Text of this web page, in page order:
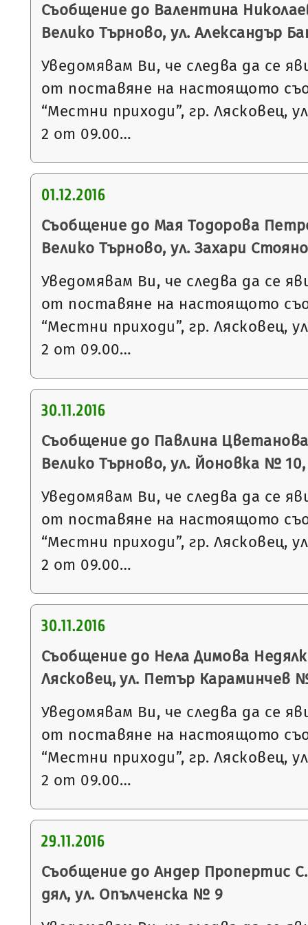
Съобщение до Валентина
Велико Търново, ул. Александър
Уведомявам Ви, че следва да се
от поставяне на настоящото
“Местни приходи”, гр. Лясковец,
2 от 09.00…
01.12.2016
Съобщение до Мая Тодорова
Велико Търново, ул. Захари
Уведомявам Ви, че следва да се
от поставяне на настоящото
“Местни приходи”, гр. Лясковец,
2 от 09.00…
30.11.2016
Съобщение до Павлина Цветанова
Велико Търново, ул. Йоновка №
Уведомявам Ви, че следва да се
от поставяне на настоящото
“Местни приходи”, гр. Лясковец,
2 от 09.00…
30.11.2016
Съобщение до Нела Димова
Лясковец, ул. Петър Караминчев
Уведомявам Ви, че следва да се
от поставяне на настоящото
“Местни приходи”, гр. Лясковец,
2 от 09.00…
29.11.2016
Съобщение до Андер Пропертис
дял, ул. Опълченска № 9